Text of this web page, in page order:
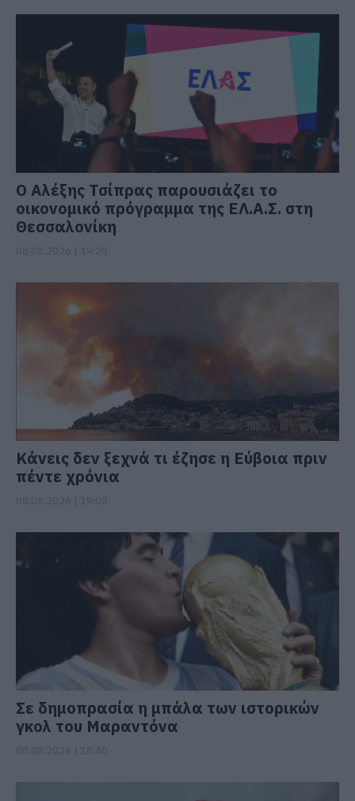
Ο Αλέξης Τσίπρας παρουσιάζει το
οικονομικό πρόγραμμα της ΕΛ.Α.Σ. στη
Θεσσαλονίκη
Κάνεις δεν ξεχνά τι έζησε η Εύβοια πριν
πέντε χρόνια
Σε δημοπρασία η μπάλα των ιστορικών
γκολ του Μαραντόνα